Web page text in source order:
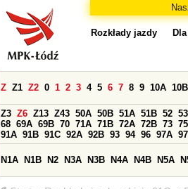
Rozkłady jazdy
Z Z1 Z2 0 1 2 3 4 5 6 7 8 9 10A 10B
Z3 Z6 Z13 Z43 50A 50B 51A 51B 52
68 69A 69B 70 71A 71B 72A 72B 73
91A 91B 91C 92A 92B 93 94 96 97A
N1A N1B N2 N3A N3B N4A N4B N5A